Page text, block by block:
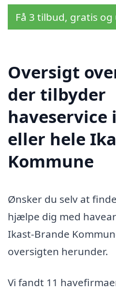
Få 3 tilbud, gratis
Oversigt
der tilbyder
haveservice
eller hele
Kommune
Ønsker du selv at
hjælpe dig med
Ikast-Brande
oversigten herunder.
Vi fandt 11